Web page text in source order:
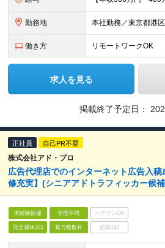
勤務地
働き方 リモートワークOK
求人を見る
掲載終了予定日：
正社員 自己PR不要
株式会社アド・プロ
広告代理店でのインターネット広告入
修充実】(シニアアドトラフィッカー候
未経験歓迎 学歴不問 ベテランOK
完全週休2日 賞与複数月 面接1回